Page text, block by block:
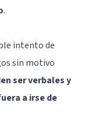
.
intento de
sin motivo
ser verbales y
a irse de